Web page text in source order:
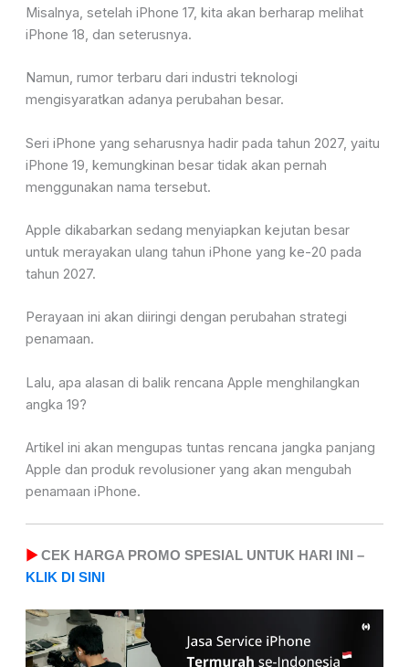
Misalnya, setelah iPhone 17, kita akan berharap melihat
iPhone 18, dan seterusnya.
Namun, rumor terbaru dari industri teknologi
mengisyaratkan adanya perubahan besar.
Seri iPhone yang seharusnya hadir pada tahun 2027, yaitu
iPhone 19, kemungkinan besar tidak akan pernah
menggunakan nama tersebut.
Apple dikabarkan sedang menyiapkan kejutan besar
untuk merayakan ulang tahun iPhone yang ke-20 pada
tahun 2027.
Perayaan ini akan diiringi dengan perubahan strategi
penamaan.
Lalu, apa alasan di balik rencana Apple menghilangkan
angka 19?
Artikel ini akan mengupas tuntas rencana jangka panjang
Apple dan produk revolusioner yang akan mengubah
penamaan iPhone.
▶CEK HARGA PROMO SPESIAL UNTUK HARI INI –
KLIK DI SINI